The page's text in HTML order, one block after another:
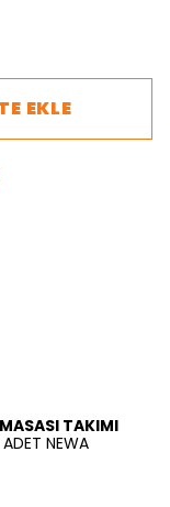
EKLE
TAKIMI
NEWA